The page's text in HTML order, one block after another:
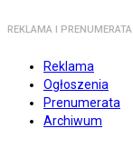
REKLAMA I PRENUMERATA
Reklama
Ogłoszenia
Prenumerata
Archiwum